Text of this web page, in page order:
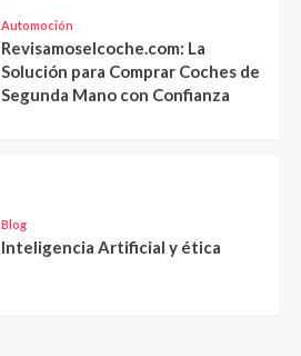
Automoción
Revisamoselcoche.com: La
Solución para Comprar Coches de
Segunda Mano con Confianza
Blog
Inteligencia Artificial y ética